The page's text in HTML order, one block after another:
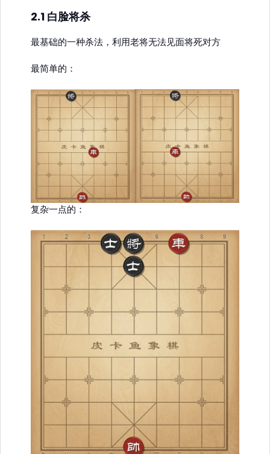
2.1 白脸将杀
最基础的一种杀法，利用老将无法见面将死对方
最简单的：
复杂一点的：